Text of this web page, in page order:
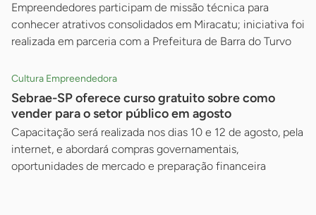
Empreendedores participam de missão técnica para
conhecer atrativos consolidados em Miracatu; iniciativa foi
realizada em parceria com a Prefeitura de Barra do Turvo
Cultura Empreendedora
Sebrae-SP oferece curso gratuito sobre como
vender para o setor público em agosto
Capacitação será realizada nos dias 10 e 12 de agosto, pela
internet, e abordará compras governamentais,
oportunidades de mercado e preparação financeira